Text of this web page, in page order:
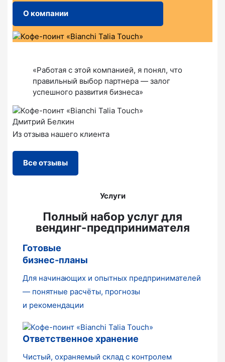
О компании
«Работая с этой компанией, я понял, что
правильный выбор партнера — залог
успешного развития бизнеса»
Дмитрий Белкин
Из отзыва нашего клиента
Все отзывы
Услуги
Полный набор услуг для
вендинг-предпринимателя
Готовые
бизнес-планы
Для начинающих и опытных предпринимателей
— понятные расчёты, прогнозы
и рекомендации
Ответственное хранение
Чистый, охраняемый склад с контролем